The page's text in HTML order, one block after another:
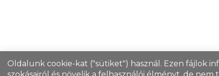
Oldalunk cookie-kat ("sütiket") használ. Ezen fájlok